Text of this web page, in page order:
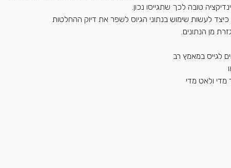
טובה לכך שתגייסו נכון.
כיצד לעשות שימוש בנתוני הגיוס לשפר את דיוק ההחלטות
מן הנתונים.
לגייס במאמץ רב
ולאט מדי